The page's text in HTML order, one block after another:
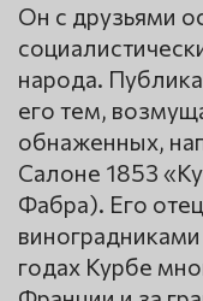
Он с друзьями
народа.
его тем,
обнаженных,
Салоне 1853
Фабра). Его
годах Курбе